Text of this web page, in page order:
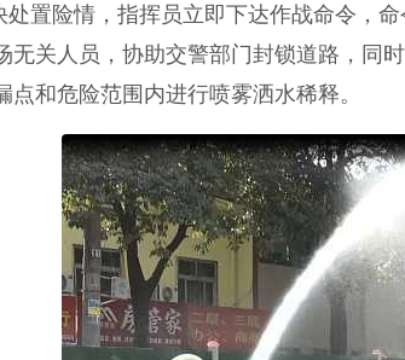
处置险情，指挥员立即下达作战命令，
无关人员，协助交警部门封锁道路，同
点和危险范围内进行喷雾洒水稀释。